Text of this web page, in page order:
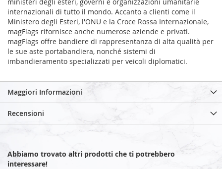
internazionali di tutto il mondo. Accanto a clienti come il
Ministero degli Esteri, l'ONU e la Croce Rossa Internazionale,
magFlags rifornisce anche numerose aziende e privati.
magFlags offre bandiere di rappresentanza di alta qualità per
le sue aste portabandiera, nonché sistemi di
imbandieramento specializzati per veicoli diplomatici.
Maggiori Informazioni
Recensioni
Abbiamo trovato altri prodotti che ti potrebbero
interessare!